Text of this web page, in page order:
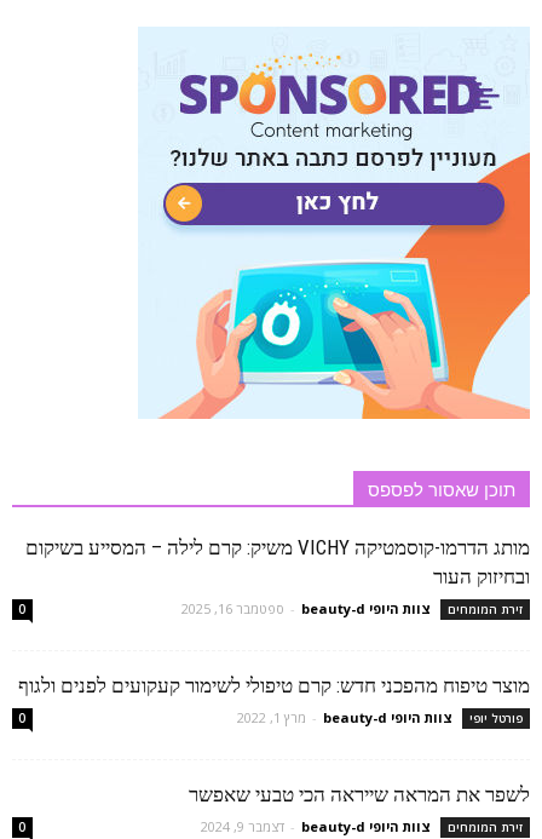
תוכן שאסור לפספס
מותג הדרמו-קוסמטיקה VICHY משיק: קרם לילה – המסייע בשיקום
ובחיזוק העור
זירת המומחים צוות היופי beauty-d - ספטמבר 16, 2025 0
מוצר טיפוח מהפכני חדש: קרם טיפולי לשימור קעקועים לפנים ולגוף
פורטל יופי צוות היופי beauty-d - מרץ 1, 2022 0
לשפר את המראה שייראה הכי טבעי שאפשר
זירת המומחים צוות היופי beauty-d - דצמבר 9, 2024 0